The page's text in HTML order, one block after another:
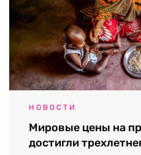
НОВОСТИ
Мировые цены на
достигли